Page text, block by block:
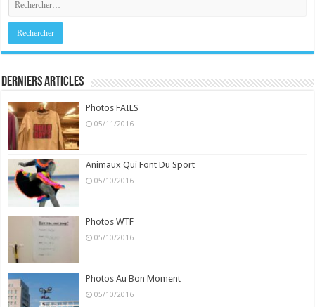
Derniers Articles
Photos FAILS
05/11/2016
Animaux Qui Font Du Sport
05/10/2016
Photos WTF
05/10/2016
Photos Au Bon Moment
05/10/2016